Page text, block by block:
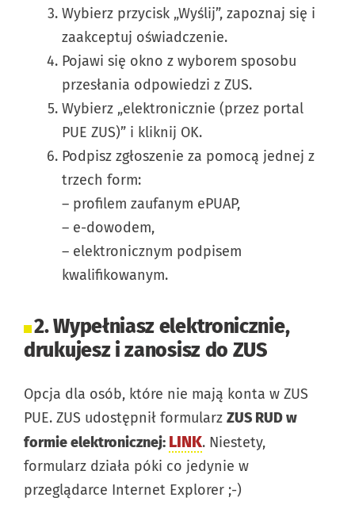
Wybierz przycisk „Wyślij”, zapoznaj się i
zaakceptuj oświadczenie.
Pojawi się okno z wyborem sposobu
przesłania odpowiedzi z ZUS.
Wybierz „elektronicznie (przez portal
PUE ZUS)” i kliknij OK.
Podpisz zgłoszenie za pomocą jednej z
trzech form:
– profilem zaufanym ePUAP,
– e-dowodem,
– elektronicznym podpisem
kwalifikowanym.
2. Wypełniasz elektronicznie,
drukujesz i zanosisz do ZUS
Opcja dla osób, które nie mają konta w ZUS
PUE. ZUS udostępnił formularz ZUS RUD w
formie elektronicznej: LINK. Niestety,
formularz działa póki co jedynie w
przeglądarce Internet Explorer ;-)